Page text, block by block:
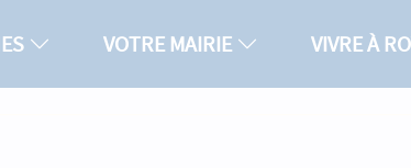
VOTRE MAIRIE VIVRE À